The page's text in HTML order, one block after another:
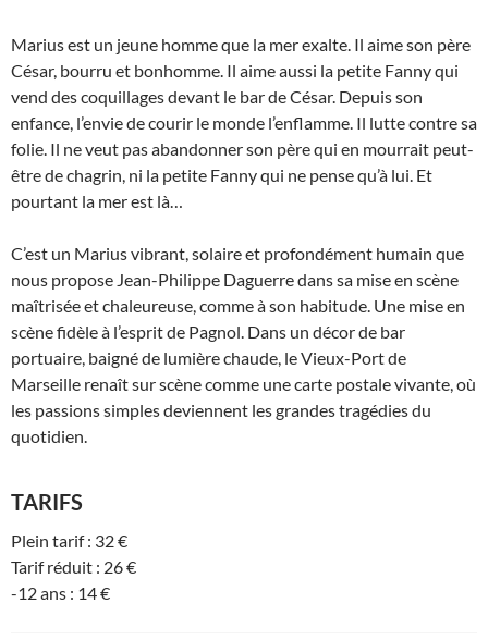
Marius est un jeune homme que la mer exalte. Il aime son père
César, bourru et bonhomme. Il aime aussi la petite Fanny qui
vend des coquillages devant le bar de César. Depuis son
enfance, l’envie de courir le monde l’enflamme. Il lutte contre sa
folie. Il ne veut pas abandonner son père qui en mourrait peut-
être de chagrin, ni la petite Fanny qui ne pense qu’à lui. Et
pourtant la mer est là…
C’est un Marius vibrant, solaire et profondément humain que
nous propose Jean-Philippe Daguerre dans sa mise en scène
maîtrisée et chaleureuse, comme à son habitude. Une mise en
scène fidèle à l’esprit de Pagnol. Dans un décor de bar
portuaire, baigné de lumière chaude, le Vieux-Port de
Marseille renaît sur scène comme une carte postale vivante, où
les passions simples deviennent les grandes tragédies du
quotidien.
TARIFS
Plein tarif : 32 €
Tarif réduit : 26 €
-12 ans : 14 €